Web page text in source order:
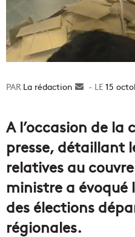
La rédaction
Envoyer
15
A l’occasion de la
presse, détaillant
relatives au
ministre a évoqué
des élections
régionales.